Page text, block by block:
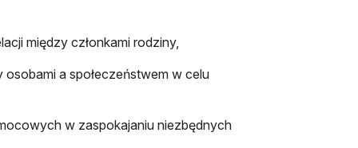
między członkami rodziny,
a społeczeństwem w celu
w zaspokajaniu niezbędnych